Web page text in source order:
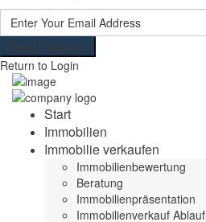
Reset Password
Return to Login
Start
Immobilien
Immobilie verkaufen
Immobilienbewertung
Beratung
Immobilienpräsentation
Immobilienverkauf Ablauf